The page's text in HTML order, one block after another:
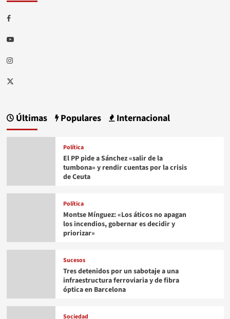
Facebook
Youtube
Instagram
Twitter
Últimas Populares Internacional
Política
El PP pide a Sánchez «salir de la
tumbona» y rendir cuentas por la crisis
de Ceuta
Política
Montse Mínguez: «Los áticos no apagan
los incendios, gobernar es decidir y
priorizar»
Sucesos
Tres detenidos por un sabotaje a una
infraestructura ferroviaria y de fibra
óptica en Barcelona
Sociedad